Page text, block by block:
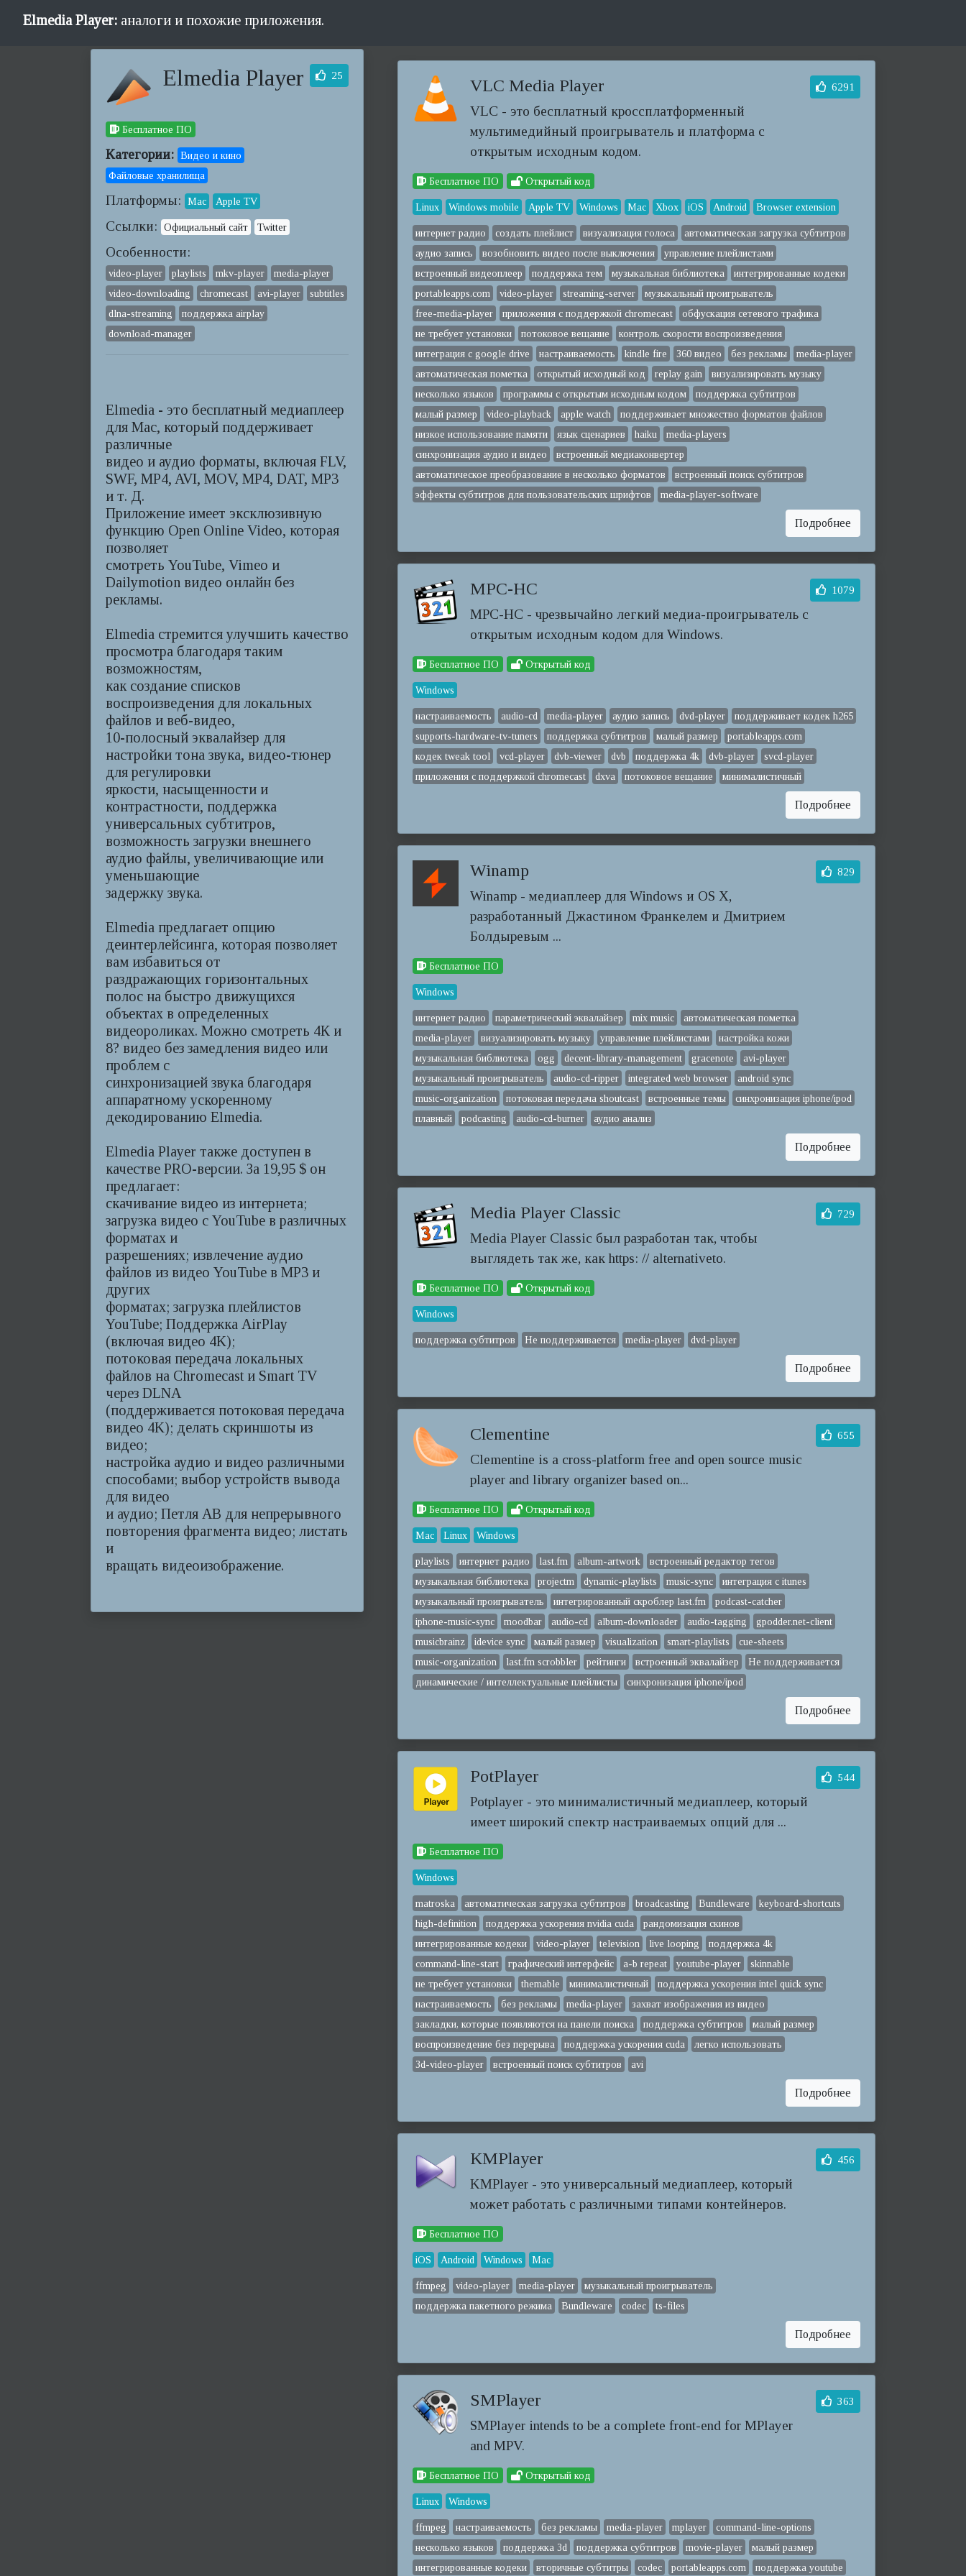
Elmedia Player: аналоги и похожие приложения.
Elmedia Player 25
Бесплатное ПО
Категории: Видео и кино
Файловые хранилища
Платформы: Mac Apple TV
Ссылки: Официальный сайт Twitter
Особенности:
video-player playlists mkv-player
media-player
video-downloading
chromecast avi-player
subtitles
dlna-streaming
поддержка airplay
download-manager
Elmedia - это бесплатный медиаплеер
для Mac, который поддерживает
различные
видео и аудио форматы, включая FLV,
SWF, MP4, AVI, MOV, MP4, DAT, MP3
и т. Д.
Приложение имеет эксклюзивную
функцию Open Online Video, которая
позволяет
смотреть YouTube, Vimeo и
Dailymotion видео онлайн без
рекламы.
Elmedia стремится улучшить качество
просмотра благодаря таким
возможностям,
как создание списков
воспроизведения для локальных
файлов и веб-видео,
10-полосный эквалайзер для
настройки тона звука, видео-тюнер
для регулировки
яркости, насыщенности и
контрастности, поддержка
универсальных субтитров,
возможность загрузки внешнего
аудио файлы, увеличивающие или
уменьшающие
задержку звука.
Elmedia предлагает опцию
деинтерлейсинга, которая позволяет
вам избавиться от
раздражающих горизонтальных
полос на быстро движущихся
объектах в определенных
видеороликах. Можно смотреть 4К и
8? видео без замедления видео или
проблем с
синхронизацией звука благодаря
аппаратному ускоренному
декодированию Elmedia.
Elmedia Player также доступен в
качестве PRO-версии. За 19,95 $ он
предлагает:
скачивание видео из интернета;
загрузка видео с YouTube в различных
форматах и
​​разрешениях; извлечение аудио
файлов из видео YouTube в MP3 и
других
форматах; загрузка плейлистов
YouTube; Поддержка AirPlay
(включая видео 4K);
потоковая передача локальных
файлов на Chromecast и Smart TV
через DLNA
(поддерживается потоковая передача
видео 4K); делать скриншоты из
видео;
настройка аудио и видео различными
способами; выбор устройств вывода
для видео
и аудио; Петля AB для непрерывного
повторения фрагмента видео; листать
и
вращать видеоизображение.
VLC Media Player
VLC - это бесплатный кроссплатформенный
мультимедийный проигрыватель и платформа с
открытым исходным кодом.
6291
Бесплатное ПО Открытый код
Linux Windows mobile Apple TV Windows Mac Xbox iOS Android Browser extension
интернет радио создать плейлист визуализация голоса
автоматическая загрузка субтитров
аудио запись
возобновить видео после выключения
управление плейлистами
встроенный видеоплеер
поддержка тем музыкальная библиотека
интегрированные кодеки
portableapps.com
video-player streaming-server
музыкальный проигрыватель
free-media-player
приложения с поддержкой chromecast
обфускация сетевого трафика
не требует установки
потоковое вещание
контроль скорости воспроизведения
интеграция с google drive
настраиваемость kindle fire 360 видео без рекламы
media-player
автоматическая пометка
открытый исходный код replay gain
визуализировать музыку
несколько языков
программы с открытым исходным кодом
поддержка субтитров
малый размер
video-playback apple watch
поддерживает множество форматов файлов
низкое использование памяти
язык сценариев haiku
media-players
синхронизация аудио и видео
встроенный медиаконвертер
автоматическое преобразование в несколько форматов
встроенный поиск субтитров
эффекты субтитров для пользовательских шрифтов
media-player-software
Подробнее
MPC-HC
MPC-HC - чрезвычайно легкий медиа-проигрыватель с
открытым исходным кодом для Windows.
1079
Бесплатное ПО Открытый код
Windows
настраиваемость audio-cd media-player аудио запись dvd-player
поддерживает кодек h265
supports-hardware-tv-tuners
поддержка субтитров малый размер
portableapps.com
кодек tweak tool
vcd-player dvb-viewer dvb поддержка 4k dvb-player
svcd-player
приложения с поддержкой chromecast
dxva потоковое вещание минималистичный
Подробнее
Winamp
Winamp - медиаплеер для Windows и OS X,
разработанный Джастином Франкелем и Дмитрием
Болдыревым ...
829
Бесплатное ПО
Windows
интернет радио параметрический эквалайзер mix music
автоматическая пометка
media-player
визуализировать музыку управление плейлистами
настройка кожи
музыкальная библиотека
ogg decent-library-management gracenote
avi-player
музыкальный проигрыватель
audio-cd-ripper integrated web browser
android sync
music-organization
потоковая передача shoutcast встроенные темы
синхронизация iphone/ipod
плавный
podcasting audio-cd-burner аудио анализ
Подробнее
Media Player Classic
Media Player Classic был разработан так, чтобы
выглядеть так же, как https: // alternativeto.
729
Бесплатное ПО Открытый код
Windows
поддержка субтитров Не поддерживается media-player dvd-player
Подробнее
Clementine
Clementine is a cross-platform free and open source music
player and library organizer based on...
655
Бесплатное ПО Открытый код
Mac Linux Windows
playlists интернет радио last.fm album-artwork
встроенный редактор тегов
музыкальная библиотека
projectm dynamic-playlists music-sync
интеграция с itunes
музыкальный проигрыватель
интегрированный скроблер last.fm
podcast-catcher
iphone-music-sync
moodbar audio-cd album-downloader audio-tagging
gpodder.net-client
musicbrainz
idevice sync малый размер visualization smart-playlists
cue-sheets
music-organization
last.fm scrobbler рейтинги встроенный эквалайзер
Не поддерживается
динамические / интеллектуальные плейлисты
синхронизация iphone/ipod
Подробнее
PotPlayer
Potplayer - это минималистичный медиаплеер, который
имеет широкий спектр настраиваемых опций для ...
544
Бесплатное ПО
Windows
matroska автоматическая загрузка субтитров broadcasting Bundleware
keyboard-shortcuts
high-definition
поддержка ускорения nvidia cuda
рандомизация скинов
интегрированные кодеки
video-player television live looping
поддержка 4k
command-line-start
графический интерфейс a-b repeat youtube-player
skinnable
не требует установки
themable минималистичный
поддержка ускорения intel quick sync
настраиваемость
без рекламы media-player
захват изображения из видео
закладки, которые появляются на панели поиска
поддержка субтитров
малый размер
воспроизведение без перерыва
поддержка ускорения cuda
легко использовать
3d-video-player
встроенный поиск субтитров avi
Подробнее
KMPlayer
KMPlayer - это универсальный медиаплеер, который
может работать с различными типами контейнеров.
456
Бесплатное ПО
iOS Android Windows Mac
ffmpeg video-player media-player
музыкальный проигрыватель
поддержка пакетного режима
Bundleware codec ts-files
Подробнее
SMPlayer
SMPlayer intends to be a complete front-end for MPlayer
and MPV.
363
Бесплатное ПО Открытый код
Linux Windows
ffmpeg настраиваемость без рекламы media-player mplayer
command-line-options
несколько языков
поддержка 3d поддержка субтитров movie-player
малый размер
интегрированные кодеки
вторичные субтитры codec portableapps.com поддержка youtube